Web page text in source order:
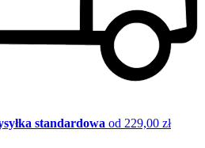
standardowa od 229,00 zł